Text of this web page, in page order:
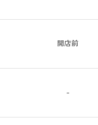
開店前
-